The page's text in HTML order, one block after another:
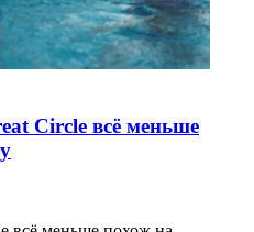
Circle всё меньше